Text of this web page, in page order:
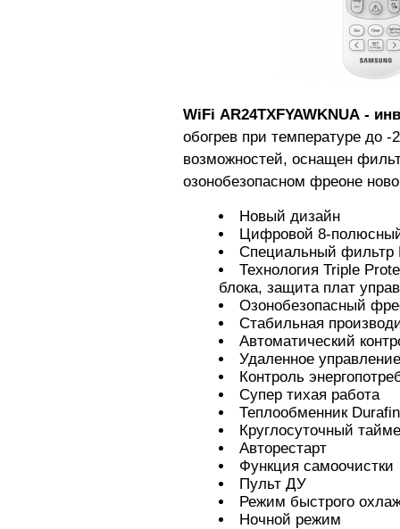
WiFi AR24TXFYAWKNUA -
обогрев при температуре до
возможностей, оснащен
озонобезопасном фреоне
Новый дизайн
Цифровой 8-
Специальный фильтр
Технология Triple
блока, защита плат
Озонобезопасный
Стабильная
Автоматический
Удаленное
Контроль
Супер тихая работа
Теплообменник
Круглосуточный
Авторестарт
Функция самоочистки
Пульт ДУ
Режим быстрого
Ночной режим